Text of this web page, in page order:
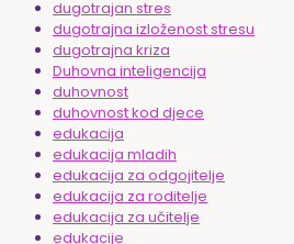
dugotrajan stres
dugotrajna izloženost stresu
dugotrajna kriza
Duhovna inteligencija
duhovnost
duhovnost kod djece
edukacija
edukacija mladih
edukacija za odgojitelje
edukacija za roditelje
edukacija za učitelje
edukacije